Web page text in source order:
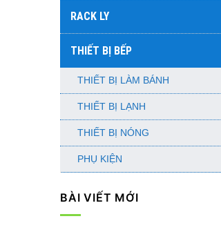
RACK LY
THIẾT BỊ BẾP
THIẾT BỊ LÀM BÁNH
THIẾT BỊ LẠNH
THIẾT BỊ NÓNG
PHỤ KIỆN
BÀI VIẾT MỚI